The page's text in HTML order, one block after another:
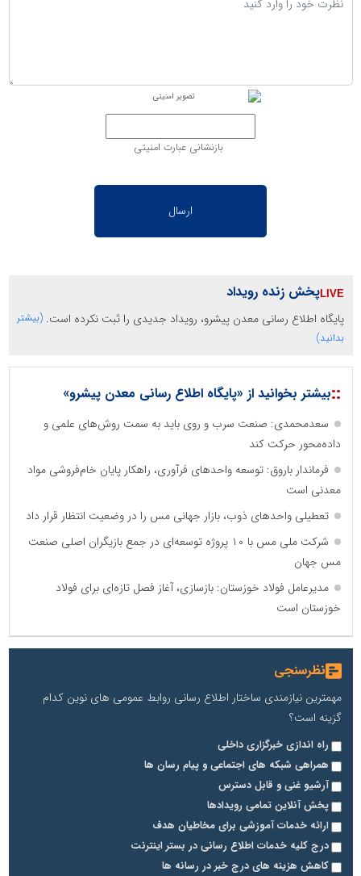
بازنشانی عبارت امنیتی
پخش زنده رویداد
پایگاه اطلاع رسانی معدن پیشرو، رویداد جدیدی را ثبت نکرده است. (بیشتر
بدانید)
::بیشتر بخوانید از «پایگاه اطلاع رسانی معدن پیشرو»
سعدمحمدی: صنعت سرب و روی باید به سمت روش‌های علمی و
داده‌محور حرکت کند
فرماندار باروق: توسعه واحدهای فرآوری، راهکار پایان خام‌فروشی مواد
معدنی است
تعطیلی واحدهای ذوب، بازار جهانی مس را در وضعیت انتظار قرار داد
شرکت ملی مس با ۱۰ پروژه توسعه‌ای در جمع بازیگران اصلی صنعت
مس جهان
مدیرعامل فولاد خوزستان: بازسازی، آغاز فصل تازه‌ای برای فولاد
خوزستان است
نظرسنجی
مهمترین نیازمندی ساختار اطلاع رسانی روابط عمومی های نوین کدام
گزینه است؟
راه اندازی خبرگزاری داخلی
همراهی شبکه های اجتماعی و پیام رسان ها
آرشیو غنی و قابل دسترس
پخش آنلاین تمامی رویدادها
ارائه خدمات آموزشی برای مخاطیان هدف
درج کلیه خدمات اطلاع رسانی در بستر اینترنت
کاهش هزینه های درج خبر در رسانه ها